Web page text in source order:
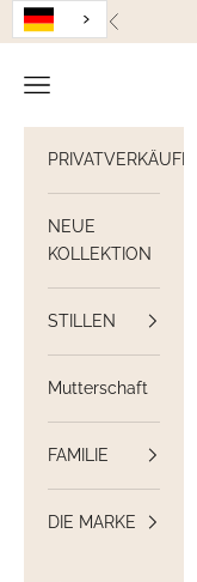
Weiter zum Inhalt
Zurück
Navigation öffnen
PRIVATVERKÄUFE
NEUE
KOLLEKTION
STILLEN
Mutterschaft
FAMILIE
DIE MARKE